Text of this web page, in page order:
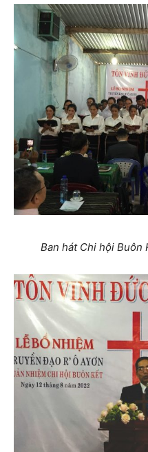
Ban hát Chi hội Buôn